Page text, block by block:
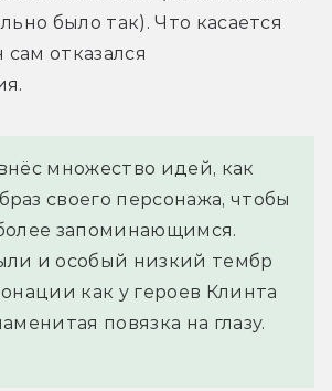
было так). Что касается
сам отказался
множество идей, как
своего персонажа, чтобы
запоминающимся.
и особый низкий тембр
как у героев Клинта
повязка на глазу.